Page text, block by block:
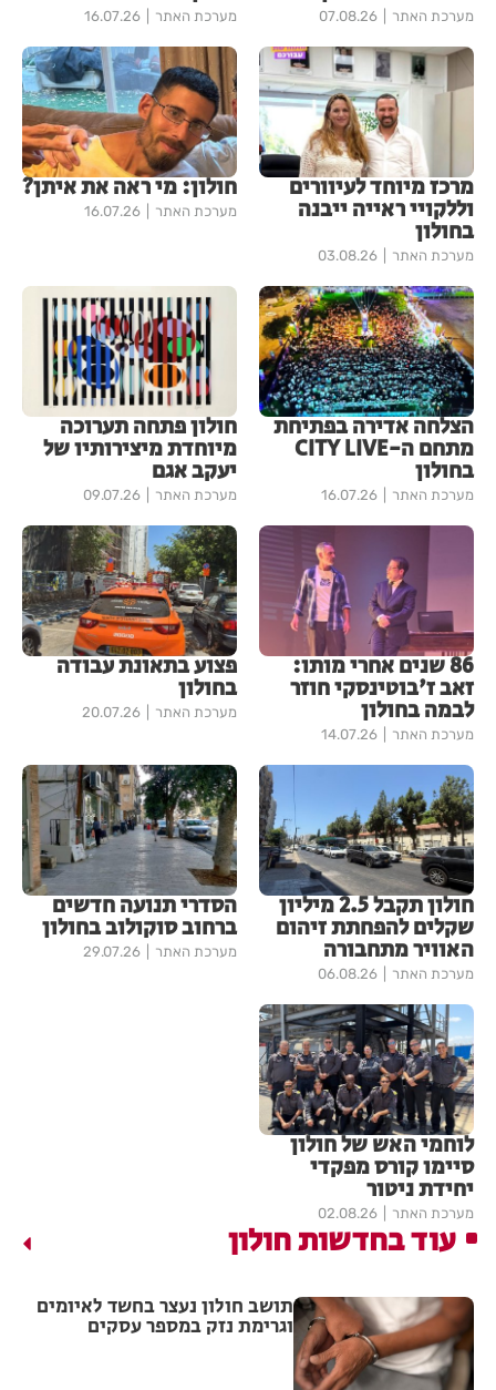
מערכת האתר 07.08.26 מערכת האתר 16.07.26
מרכז מיוחד לעיוורים
וללקויי ראייה ייבנה
בחולון
מערכת האתר 03.08.26
חולון: מי ראה את איתן?
מערכת האתר 16.07.26
הצלחה אדירה בפתיחת
מתחם ה-CITY LIVE
בחולון
מערכת האתר 16.07.26
חולון פתחה תערוכה
מיוחדת מיצירותיו של
יעקב אגם
מערכת האתר 09.07.26
86 שנים אחרי מותו:
זאב ז'בוטינסקי חוזר
לבמה בחולון
מערכת האתר 14.07.26
פצוע בתאונת עבודה
בחולון
מערכת האתר 20.07.26
חולון תקבל 2.5 מיליון
שקלים להפחתת זיהום
האוויר מתחבורה
מערכת האתר 06.08.26
הסדרי תנועה חדשים
ברחוב סוקולוב בחולון
מערכת האתר 29.07.26
לוחמי האש של חולון
סיימו קורס מפקדי
יחידת ניטור
מערכת האתר 02.08.26
עוד בחדשות חולון
תושב חולון נעצר בחשד לאיומים
וגרימת נזק במספר עסקים